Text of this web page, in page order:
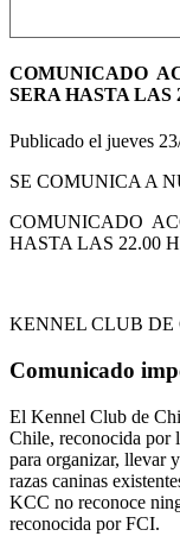
COMUNICADO
SERA HASTA LAS
Publicado el jueves
SE COMUNICA A
COMUNICADO
HASTA LAS 22.00
KENNEL CLUB DE
Comunicado
El Kennel Club de
Chile, reconocida por
para organizar, llevar
razas caninas
KCC no reconoce
reconocida por FCI.